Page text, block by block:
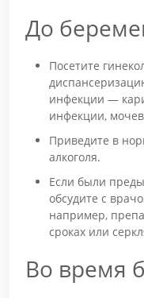
До
Посетите
инфекции —
инфекции,
Приведите в
алкоголя.
Если были
обсудите с
например,
сроках или
Во время